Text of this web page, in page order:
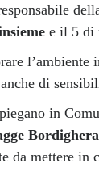
e il 5 di
di
in
da mettere in